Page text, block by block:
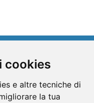
cookies
e altre tecniche di
la tua